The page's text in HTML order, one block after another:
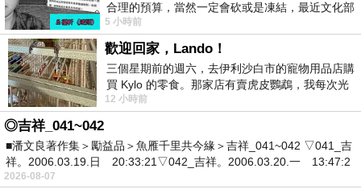
似水，轉眼客裡又秋深。
楓葉片片，隨處飄零，風雨瀟瀟襲吾心。聽波聲一鬨，看
浪影千層，添多少新愁舊恨。
秋容慘淡，秋色淒清，恰似那流浪的異鄉人。
寂寞黃昏，獨抱重門，欲把心事對誰傾，藉酒澆愁愁不
去，弄琴遣恨恨難平。
失落的人，徬徨的心，花果飄零已無根，嘆關山遠，望白
合理的預算，當然一定會砍或是凍結，最近文化部
要編列公視和Taiwan plus預算，在110年
5 小時前
歡迎回家，Lando！
三個星期前的週六，去伊利沙白市的寵物用品店購
買 Kylo 的零食。那家店有賣虎皮鸚鵡，我每次光
顧都會去看一下。他們偶爾會引進 C
12 小時前
◎吉祥_041~042
■潘文良著作集＞勵益品＞魚雁千里共今緣＞吉祥_041~042 ▽041_吉
祥。2006.03.19.日 20:33:21▽042_吉祥。2006.03.20.一 13:47:2
2026-08-07